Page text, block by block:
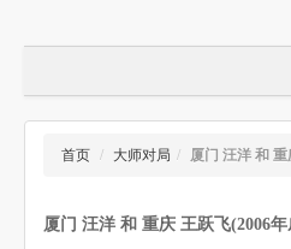
大师对局
象棋棋谱
首页 / 大师对局 / 厦门 汪洋 和
厦门 汪洋 和 重庆 王跃飞(2006